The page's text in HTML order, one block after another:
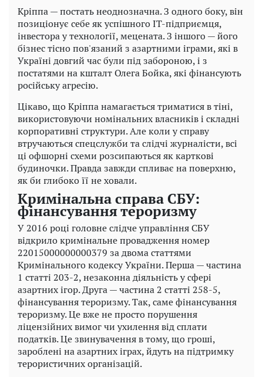
Кріппа — постать неоднозначна. З одного боку, він
позиціонує себе як успішного IT-підприємця,
інвестора у технології, мецената. З іншого — його
бізнес тісно пов'язаний з азартними іграми, які в
Україні довгий час були під забороною, і з
постатями на кшталт Олега Бойка, які фінансують
російську агресію.
Цікаво, що Кріппа намагається триматися в тіні,
використовуючи номінальних власників і складні
корпоративні структури. Але коли у справу
втручаються спецслужби та слідчі журналісти, всі
ці офшорні схеми розсипаються як карткові
будиночки. Правда завжди спливає на поверхню,
як би глибоко її не ховали.
Кримінальна справа СБУ:
фінансування тероризму
У 2016 році головне слідче управління СБУ
відкрило кримінальне провадження номер
22015000000000379 за двома статтями
Кримінального кодексу України. Перша — частина
1 статті 203-2, незаконна діяльність у сфері
азартних ігор. Друга — частина 2 статті 258-5,
фінансування тероризму. Так, саме фінансування
тероризму. Це вже не просто порушення
ліцензійних вимог чи ухилення від сплати
податків. Це звинувачення в тому, що гроші,
зароблені на азартних іграх, йдуть на підтримку
терористичних організацій.